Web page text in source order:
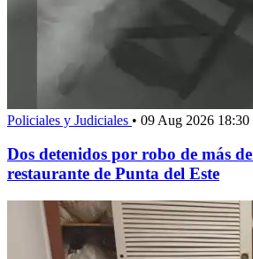
Policiales y Judiciales • 09 Aug 2026 18:30
Dos detenidos por robo de más
restaurante de Punta del Este